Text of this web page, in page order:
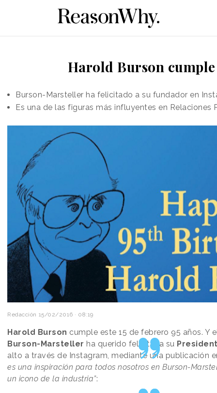
Harold Burson cumple
Burson-Marsteller ha felicitado a su fundador en
Es una de las figuras más influyentes en
Redacción 15/02/2016 · 08:19
Harold Burson cumple este 15 de febrero 95 años. Y
Burson-Marsteller ha querido felicitar a su
alto a través de Instagram, mediante una publicación
es una inspiración para todos nosotros en Burson-
un icono de la industria”: